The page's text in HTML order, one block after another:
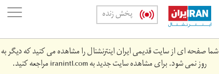
Skip
main
content
پخش زنده
شما صفحه ای از سایت قدیمی ایران اینترنشنال را مشاهده می کنید که دیگر به
روز نمی شود. برای مشاهده سایت جدید بهiranintl.comمراجعه کنید.